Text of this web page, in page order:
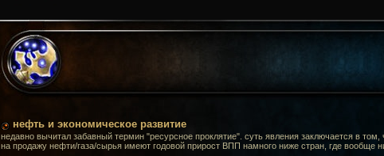
нефть и экономическое развитие
недавно вычитал забавный термин "ресурсное проклятие". суть явления заключается в
на продажу нефти/газа/сырья имеют годовой прирост ВПП намного ниже стран, где вообще